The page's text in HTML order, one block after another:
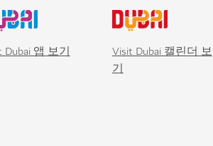
Dubai 앱 보기
Visit Dubai 캘린더 보
기